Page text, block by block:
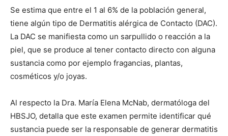
Se estima que entre el 1 al 6% de la población general,
tiene algún tipo de Dermatitis alérgica de Contacto (DAC).
La DAC se manifiesta como un sarpullido o reacción a la
piel, que se produce al tener contacto directo con alguna
sustancia como por ejemplo fragancias, plantas,
cosméticos y/o joyas.
Al respecto la Dra. María Elena McNab, dermatóloga del
HBSJO, detalla que este examen permite identificar qué
sustancia puede ser la responsable de generar dermatitis